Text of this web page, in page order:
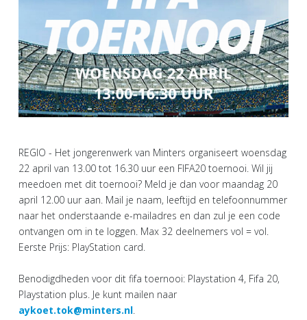
REGIO - Het jongerenwerk van Minters organiseert woensdag
22 april van 13.00 tot 16.30 uur een FIFA20 toernooi. Wil jij
meedoen met dit toernooi? Meld je dan voor maandag 20
april 12.00 uur aan. Mail je naam, leeftijd en telefoonnummer
naar het onderstaande e-mailadres en dan zul je een code
ontvangen om in te loggen. Max 32 deelnemers vol = vol.
Eerste Prijs: PlayStation card.
Benodigdheden voor dit fifa toernooi: Playstation 4, Fifa 20,
Playstation plus. Je kunt mailen naar
aykoet.tok@minters.nl.